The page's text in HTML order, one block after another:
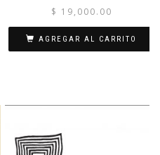
$ 19,000.00
AGREGAR AL CARRITO